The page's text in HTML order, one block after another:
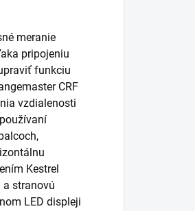
meranie
pripojeniu
funkciu
CRF
vzdialenosti
Kestrel
a stranovú
LED displeji